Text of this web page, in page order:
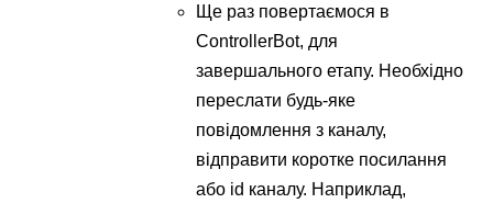
Ще раз повертаємося в
ControllerBot, для
завершального етапу. Необхідно
переслати будь-яке
повідомлення з каналу,
відправити коротке посилання
або id каналу. Наприклад,